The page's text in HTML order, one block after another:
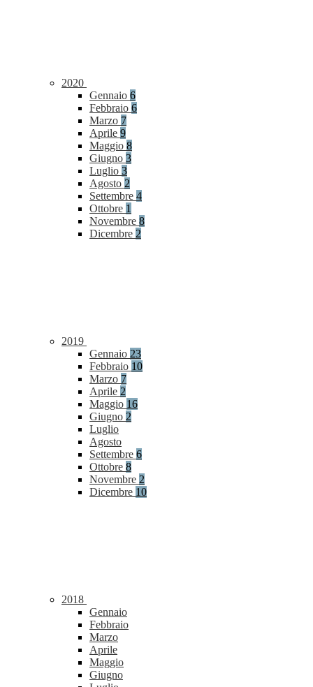
2020
Gennaio 6
Febbraio 6
Marzo 7
Aprile 9
Maggio 8
Giugno 3
Luglio 3
Agosto 2
Settembre 4
Ottobre 1
Novembre 8
Dicembre 2
2019
Gennaio 23
Febbraio 10
Marzo 7
Aprile 2
Maggio 16
Giugno 2
Luglio
Agosto
Settembre 6
Ottobre 8
Novembre 2
Dicembre 10
2018
Gennaio
Febbraio
Marzo
Aprile
Maggio
Giugno